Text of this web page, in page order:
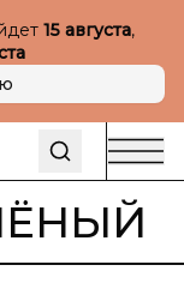
15 августа,